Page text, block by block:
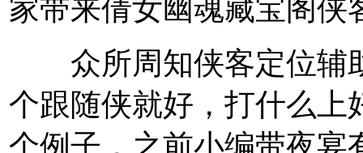
家带来倩女幽魂藏宝阁侠
众所周知侠客定位辅
个跟随侠就好，打什么上
个例子，之前小编带夜宴